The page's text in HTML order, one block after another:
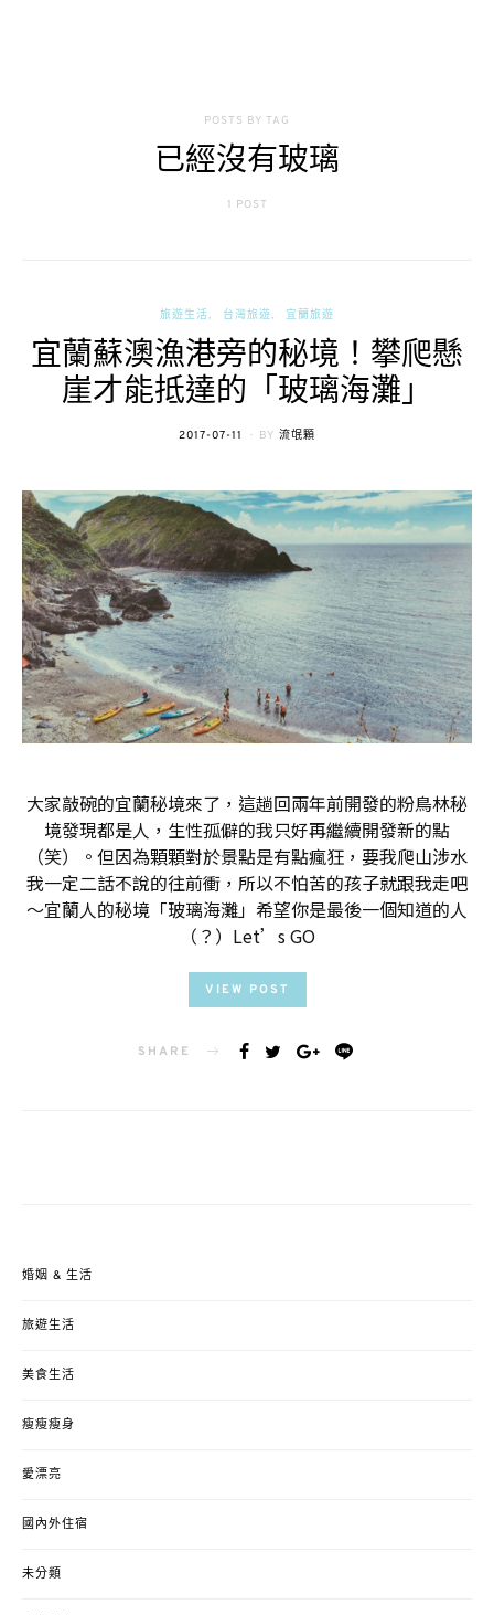
POSTS BY TAG
已經沒有玻璃
1 POST
旅遊生活 台灣旅遊 宜蘭旅遊
宜蘭蘇澳漁港旁的秘境！攀爬懸
崖才能抵達的「玻璃海灘」
POSTED
2017-07-11 BY 流氓顆
大家敲碗的宜蘭秘境來了，這趟回兩年前開發的粉鳥林秘
境發現都是人，生性孤僻的我只好再繼續開發新的點
（笑）。但因為顆顆對於景點是有點瘋狂，要我爬山涉水
我一定二話不說的往前衝，所以不怕苦的孩子就跟我走吧
～宜蘭人的秘境「玻璃海灘」希望你是最後一個知道的人
（？）Let’s GO
VIEW POST
SHARE
婚姻 & 生活
旅遊生活
美食生活
瘦瘦瘦身
愛漂亮
國內外住宿
未分類